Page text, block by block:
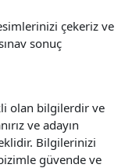
çekeriz ve
sonuç
olan bilgilerdir ve
ve adayın
Bilgilerinizi
güvende ve